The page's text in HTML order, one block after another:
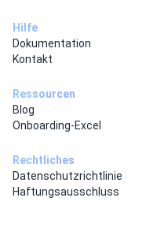
Hilfe
Dokumentation
Kontakt
Ressourcen
Blog
Onboarding-Excel
Rechtliches
Datenschutzrichtlinie
Haftungsausschluss